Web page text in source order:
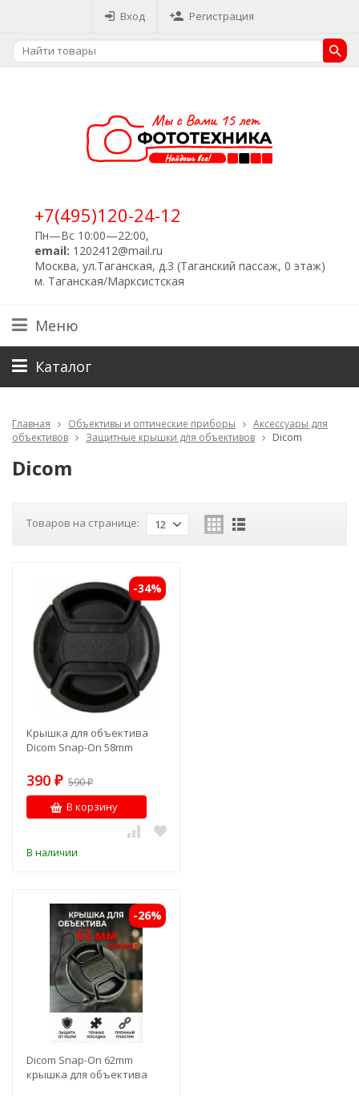
Вход Регистрация
+7(495)120-24-12
Пн—Вс 10:00—22:00,
email: 1202412@mail.ru
Москва, ул.Таганская, д.3 (Таганский пассаж, 0 этаж)
м. Таганская/Марксистская
Меню
Каталог
Главная Объективы и оптические приборы
Аксессуары для
объективов
Защитные крышки для объективов Dicom
Dicom
Товаров на странице: 12
-34%
Крышка для объектива
Dicom Snap-On 58mm
390 ₽ 590₽
В корзину
В наличии
-26%
Dicom Snap-On 62mm
крышка для объектива